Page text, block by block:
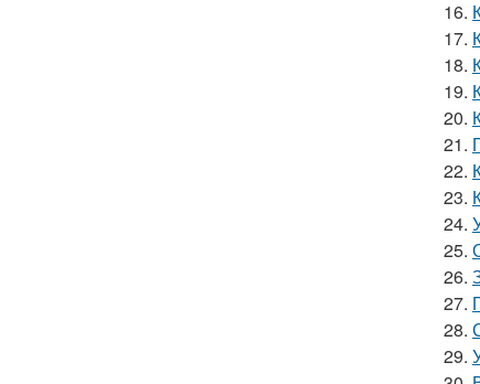
16.
17.
18.
19.
20.
21.
22.
23.
24.
25.
26.
27.
28.
29.